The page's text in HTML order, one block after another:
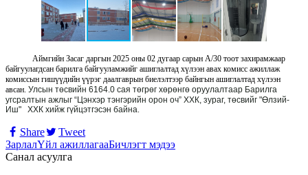
Аймгийн Засаг даргын 2025 оны 02 дугаар сарын А/30 тоот захирамжаар
байгуулагдсан барилга байгууламжийг ашиглалтад хүлээн авах комисс ажиллаж
комиссын гишүүдийн үүрэг даалгаврын биелэлтээр байнгын ашиглалтад хүлээн
авсан. Улсын төсвийн 6164.0 сая төгрөг хөрөнгө оруулалтаар Барилга
угсралтын ажлыг “Цэнхэр тэнгэрийн орон оч” ХХК, зураг, төсвийг "Өлзий-
Иш"
ХХК хийж гүйцэтгэсэн байна.
Share
Tweet
ЗарлалҮйл ажиллагааБичлэгт мэдээ
Санал асуулга